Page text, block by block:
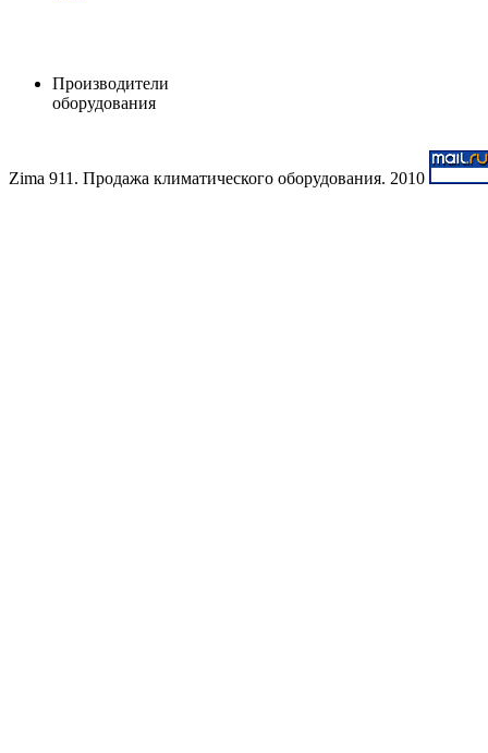
Производители
оборудования
Zima 911. Продажа климатического оборудования. 2010